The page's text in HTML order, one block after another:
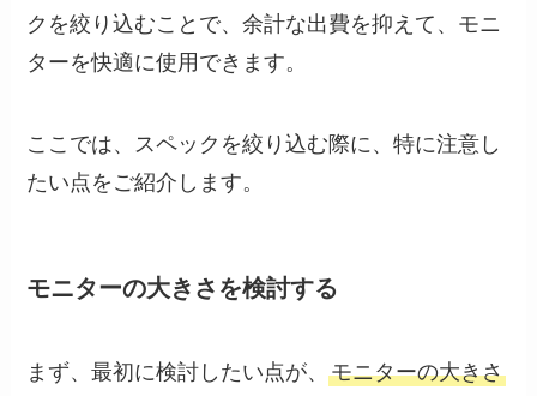
クを絞り込むことで、余計な出費を抑えて、モニ
ターを快適に使用できます。
ここでは、スペックを絞り込む際に、特に注意し
たい点をご紹介します。
モニターの大きさを検討する
まず、最初に検討したい点が、モニターの大きさ